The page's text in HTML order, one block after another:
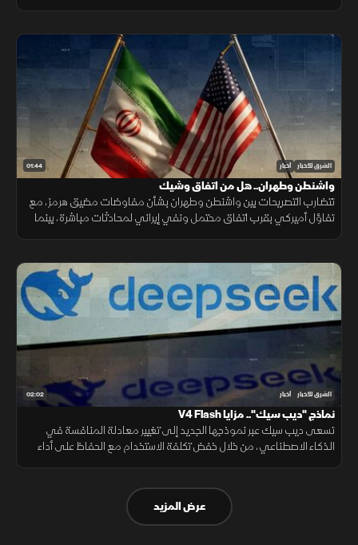
01:44 الشرق للأخبار أخبار
واشنطن وطهران.. هل من اتفاق وشيك
تتضارب التصريحات بين واشنطن وطهران بشأن مفاوضات مضيق هرمز، مع
تفاؤل أميركي بقرب اتفاق محتمل ونفي إيراني لمحادثات مباشرة، بينما
02:02 الشرق للأخبار أخبار
نماذج "ديب سيك".. مزايا V4 Flash
تسعى ديب سيك عبر نموذجها الجديد إلى تغيير معادلة المنافسة في
الذكاء الاصطناعي، من خلال خفض تكلفة الاستخدام مع الحفاظ على أداء
عرض المزيد